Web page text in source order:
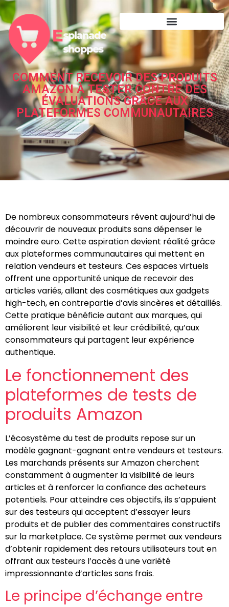
COMMENT RECEVOIR DES PRODUITS
AMAZON À TESTER CONTRE DES
ÉVALUATIONS GRÂCE AUX
PLATEFORMES COMMUNAUTAIRES
De nombreux consommateurs rêvent aujourd’hui de
découvrir de nouveaux produits sans dépenser le
moindre euro. Cette aspiration devient réalité grâce
aux plateformes communautaires qui mettent en
relation vendeurs et testeurs. Ces espaces virtuels
offrent une opportunité unique de recevoir des
articles variés, allant des cosmétiques aux gadgets
high-tech, en contrepartie d’avis sincères et détaillés.
Cette pratique bénéficie autant aux marques, qui
améliorent leur visibilité et leur crédibilité, qu’aux
consommateurs qui partagent leur expérience
authentique.
Le fonctionnement des
plateformes de tests de
produits Amazon
L’écosystème du test de produits repose sur un
modèle gagnant-gagnant entre vendeurs et testeurs.
Les marchands présents sur Amazon cherchent
constamment à augmenter la visibilité de leurs
articles et à renforcer la confiance des acheteurs
potentiels. Pour atteindre ces objectifs, ils s’appuient
sur des testeurs qui acceptent d’essayer leurs
produits et de publier des commentaires constructifs
sur la marketplace. Ce système permet aux vendeurs
d’obtenir rapidement des retours utilisateurs tout en
offrant aux testeurs l’accès à une variété
impressionnante d’articles sans frais.
Le principe d’échange entre